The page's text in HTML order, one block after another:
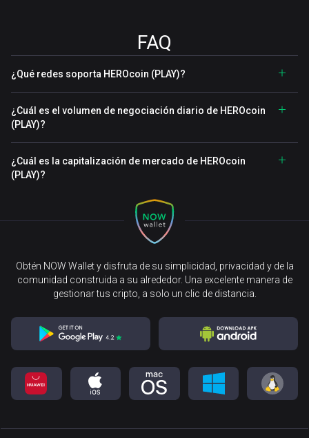
FAQ
¿Qué redes soporta HEROcoin (PLAY)?
¿Cuál es el volumen de negociación diario de HEROcoin
(PLAY)?
¿Cuál es la capitalización de mercado de HEROcoin
(PLAY)?
Obtén NOW Wallet y disfruta de su simplicidad, privacidad y de la
comunidad construida a su alrededor. Una excelente manera de
gestionar tus cripto, a solo un clic de distancia.